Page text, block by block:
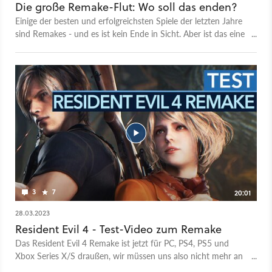
Die große Remake-Flut: Wo soll das enden?
Einige der besten und erfolgreichsten Spiele der letzten Jahre
sind Remakes - und es ist kein Ende in Sicht. Aber ist das eine
Podcast-Version - Alle Folgen des GameStar Podcasts
- GameStar Podcast bei Apple Podcasts - GameStar Podcast
bei Spotify - GameStar Podcast bei Podcast Addict Mehr
Videotalks findet ihr auf bei GameStar Talk - auch auf
Youtube.
3 7
20:01
28.03.2023
Resident Evil 4 - Test-Video zum Remake
Das Resident Evil 4 Remake ist jetzt für PC, PS4, PS5 und
Xbox Series X/S draußen, wir müssen uns also nicht mehr an